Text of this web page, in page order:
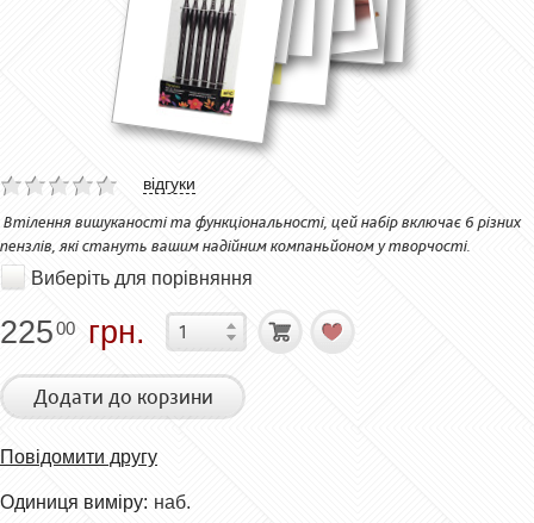
відгуки
Втілення вишуканості та функціональності, цей набір включає 6 різних
пензлів, які стануть вашим надійним компаньйоном у творчості.
Виберіть для порівняння
22500 грн.
Додати до корзини
Повідомити другу
Одиниця виміру: наб.